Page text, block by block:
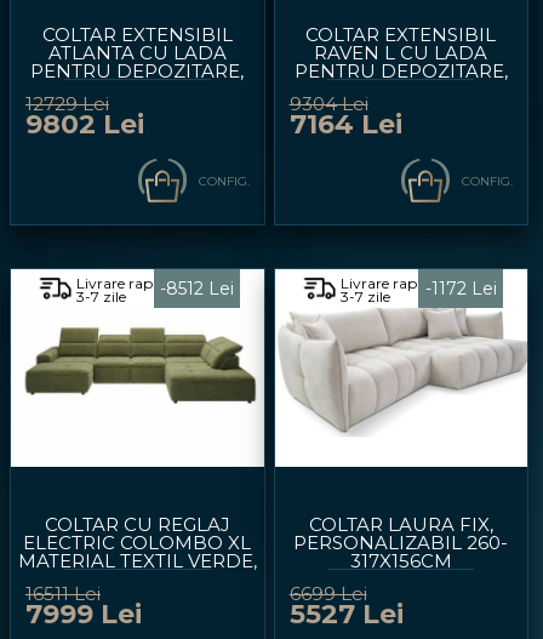
COLTAR EXTENSIBIL
ATLANTA CU LADA
PENTRU DEPOZITARE,
PERSONALIZABIL
281X203CM
12729 Lei
9802 Lei
CONFIG.
COLTAR EXTENSIBIL
RAVEN L CU LADA
PENTRU DEPOZITARE,
PERSONALIZABIL
257X198CM
9304 Lei
7164 Lei
CONFIG.
Livrare rapida
3-7 zile -8512 Lei
COLTAR CU REGLAJ
ELECTRIC COLOMBO XL
MATERIAL TEXTIL VERDE,
DEPOZITARE, TETIERE
REGLABILE, SPATAR
16511 Lei
7999 Lei
Livrare rapida
3-7 zile -1172 Lei
COLTAR LAURA FIX,
PERSONALIZABIL 260-
317X156CM
6699 Lei
5527 Lei